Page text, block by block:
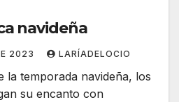
navideña
2023 LARÍADELOCIO
la temporada navideña, los
su encanto con